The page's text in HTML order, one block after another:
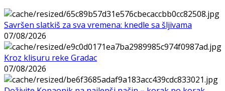
Savršen slatkiš za sva vremena: knedle sa šljivama
07/08/2026
Kroz klisuru reke Gradac
07/08/2026